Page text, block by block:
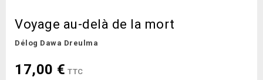
Voyage au-delà de la mort
Délog Dawa Dreulma
17,00 € TTC